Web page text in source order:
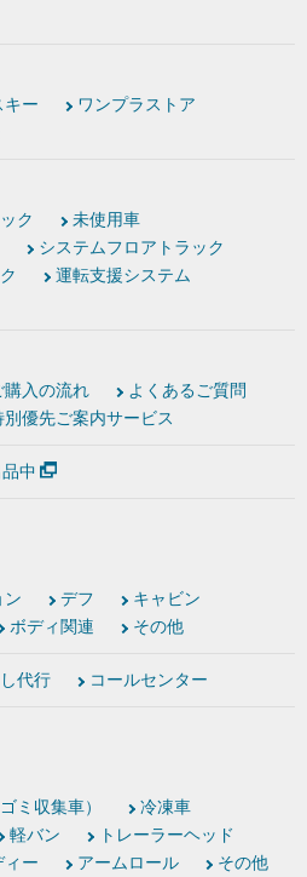
キー
ワンプラストア
ク
未使用車
システムフロアトラック
運転支援システム
購入の流れ
よくあるご質問
別優先ご案内サービス
中
ン デフ
キャビン
ボディ関連 その他
代行 コールセンター
ミ収集車）
冷凍車
軽バン
トレーラーヘッド
ィー アームロール その他